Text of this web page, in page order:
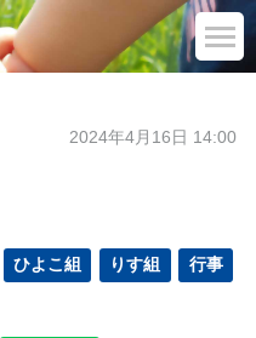
2024年4月16日 14:00
ひよこ組 りす組 行事